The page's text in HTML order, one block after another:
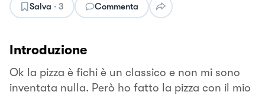
Salva · 3 Commenta
Introduzione
Ok la pizza è fichi è un classico e non mi sono
inventata nulla. Però ho fatto la pizza con il mio